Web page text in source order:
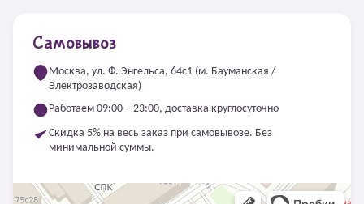
Самовывоз
Москва, ул. Ф. Энгельса, 64с1 (м. Бауманская /
Электрозаводская)
Работаем 09:00 – 23:00, доставка круглосуточно
Скидка 5% на весь заказ при самовывозе. Без
минимальной суммы.